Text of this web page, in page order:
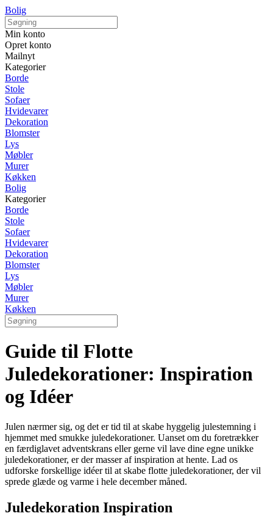
Bolig
Min konto
Opret konto
Mailnyt
Kategorier
Borde
Stole
Sofaer
Hvidevarer
Dekoration
Blomster
Lys
Møbler
Murer
Køkken
Bolig
Kategorier
Borde
Stole
Sofaer
Hvidevarer
Dekoration
Blomster
Lys
Møbler
Murer
Køkken
Guide til Flotte
Juledekorationer: Inspiration
og Idéer
Julen nærmer sig, og det er tid til at skabe hyggelig julestemning i
hjemmet med smukke juledekorationer. Uanset om du foretrækker
en færdiglavet adventskrans eller gerne vil lave dine egne unikke
juledekorationer, er der masser af inspiration at hente. Lad os
udforske forskellige idéer til at skabe flotte juledekorationer, der vil
sprede glæde og varme i hele december måned.
Juledekoration Inspiration